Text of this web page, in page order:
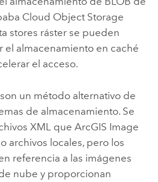
Cloud Object Storage
stores ráster se pueden
el almacenamiento en caché
el acceso.
un método alternativo de
de almacenamiento. Se
XML que ArcGIS Image
archivos locales, pero los
referencia a las imágenes
nube y proporcionan